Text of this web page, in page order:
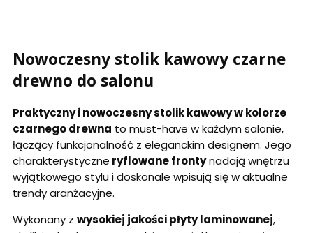
Nowoczesny stolik kawowy czarne
drewno do salonu
Praktyczny i nowoczesny stolik kawowy w kolorze
czarnego drewna to must-have w każdym salonie,
łączący funkcjonalność z eleganckim designem. Jego
charakterystyczne ryflowane frontynadają wnętrzu
wyjątkowego stylu i doskonale wpisują się w aktualne
trendy aranżacyjne.
Wykonany z wysokiej jakości płyty laminowanej,